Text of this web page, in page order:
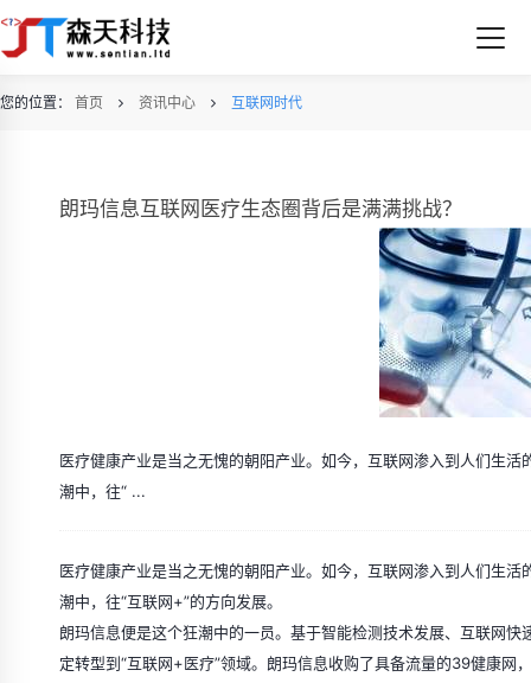
您的位置： 首页 资讯中心 互联网时代
朗玛信息互联网医疗生态圈背后是满满挑战？
医疗健康产业是当之无愧的朝阳产业。如今，互联网渗入到人们生
潮中，往“ ...
医疗健康产业是当之无愧的朝阳产业。如今，互联网渗入到人们生
潮中，往“互联网+”的方向发展。
朗玛信息便是这个狂潮中的一员。基于智能检测技术发展、互联网
定转型到“互联网+医疗”领域。朗玛信息收购了具备流量的39健康